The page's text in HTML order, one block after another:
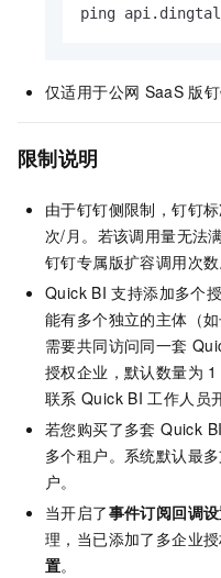
ping
仅适用于公网 SaaS 版
限制说明
由于钉钉侧限制，钉钉
次/月。若该调用量无法
钉钉专属版扩容调用次数
Quick BI 支持添加多个
能有多个独立的主体（
需要共同访问同一套
授权企业，默认数量为 1
联系 Quick BI 工作人员
若您购买了多套 Quick
多个租户。系统默认最
户。
当开启了事件订阅回调
理，当已添加了多企业
置。